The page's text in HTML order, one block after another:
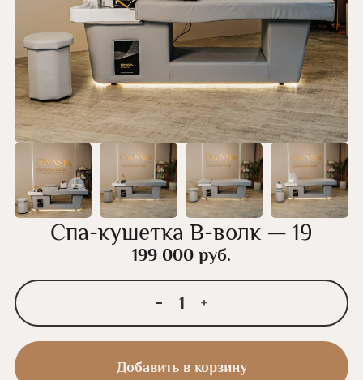
Спа-кушетка В-волк — 19
199 000 руб.
Количество
Добавить в корзину